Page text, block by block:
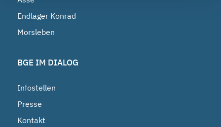
Endlager Konrad
Morsleben
BGE IM DIALOG
Infostellen
Presse
Kontakt